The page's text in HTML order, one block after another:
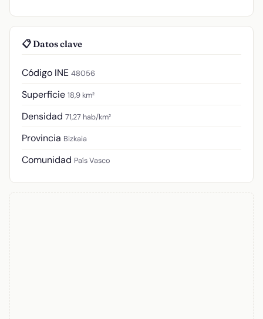
📋 Datos clave
Código INE 48056
Superficie 18,9 km²
Densidad 71,27 hab/km²
Provincia Bizkaia
Comunidad País Vasco